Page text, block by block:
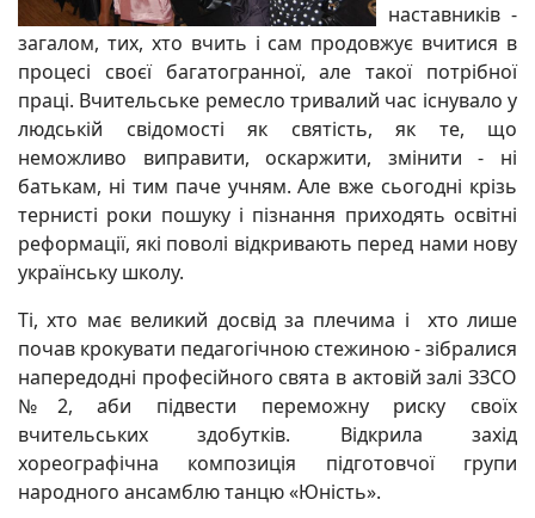
наставників -
загалом, тих, хто вчить і сам продовжує вчитися в
процесі своєї багатогранної, але такої потрібної
праці. Вчительське ремесло тривалий час існувало у
людській свідомості як святість, як те, що
неможливо виправити, оскаржити, змінити - ні
батькам, ні тим паче учням. Але вже сьогодні крізь
тернисті роки пошуку і пізнання приходять освітні
реформації, які поволі відкривають перед нами нову
українську школу.
Ті, хто має великий досвід за плечима і хто лише
почав крокувати педагогічною стежиною - зібралися
напередодні професійного свята в актовій залі ЗЗСО
№2, аби підвести переможну риску своїх
вчительських здобутків. Відкрила захід
хореографічна композиція підготовчої групи
народного ансамблю танцю «Юність».